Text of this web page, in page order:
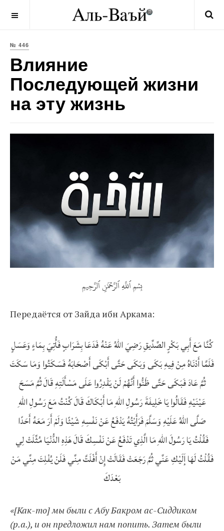
№ 446
Влияние
Последующей жизни
на эту жизнь
بِسۡمِ ٱللَّهِ ٱلرَّحۡمَٰنِ ٱلرَّحِيمِ
Передаётся от Зайда ибн Аркама:
كُنَّا مَعَ أَبِي بَكْرٍ الصِّدِّيقِ رَضِيَ اللهُ عَنْهُ فَدَعَا بِشَرَابٍ فَأُتِيَ بِمَاءٍ وَعَسَلٍ
فَلَمَّا أَدْنَاهُ مِنْ فِيهِ بَكَى وَبَكَى حَتَّى أَبْكَى أَصْحَابَهُ فَسَكَتُوا وَمَا سَكَتَ
ثُمَّ عَادَ فَبَكَى حَتَّى ظَنُّوا أَنَّهُمْ لَنْ يَقْدِرُوا عَلَى مَسْأَلَتِهِ قَالَ ثُمَّ مَسَحَ
عَيْنَيْهِ فَقَالُوا يَا خَلِيفَةَ رَسُولِ اللهِ مَا أَبْكَاكَ قَالَ كُنْتُ مَعَ رَسُولِ اللهِ
صَلَّى اللهُ عَلَيْهِ وَسَلَّمَ فَرَأَيْتُهُ يَدْفَعُ عَنْ نَفْسِهِ شَيْئًا وَلَمْ أَرَ مَعَهُ أَحَدًا
فَقُلْتُ يَا رَسُولَ اللهِ مَا الَّذِي تَدْفَعُ عَنْ نَفْسِكَ قَالَ هَذِهِ الدُّنْيَا مُثِّلَتْ لِي
فَقُلْتُ لَهَا إَلَيْكِ عَنِّي ثُمَّ رَجَعَتْ فَقَالَتْ إِنْ أَفْلَتَّ مِنِّي فَلَنْ يُفْلِتَ مِنِّي مَنْ
بَعْدَكَ
«[Как-то] мы были с Абу Бакром ас-Сиддиком
(р.а.), и он предложил нам попить. Затем были